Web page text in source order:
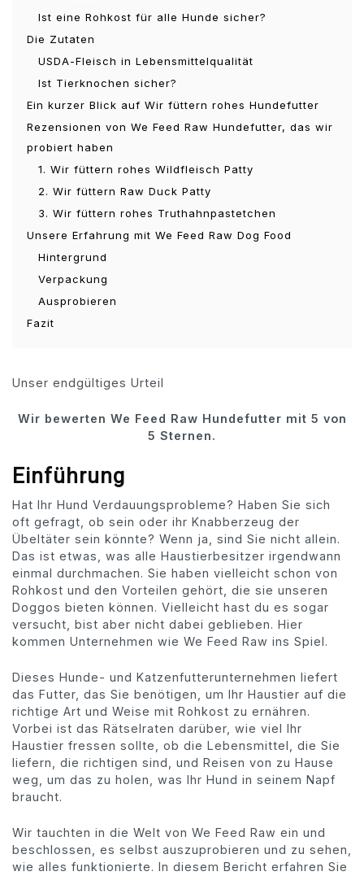
Ist eine Rohkost für alle Hunde sicher?
Die Zutaten
USDA-Fleisch in Lebensmittelqualität
Ist Tierknochen sicher?
Ein kurzer Blick auf Wir füttern rohes Hundefutter
Rezensionen von We Feed Raw Hundefutter, das wir
probiert haben
1. Wir füttern rohes Wildfleisch Patty
2. Wir füttern Raw Duck Patty
3. Wir füttern rohes Truthahnpastetchen
Unsere Erfahrung mit We Feed Raw Dog Food
Hintergrund
Verpackung
Ausprobieren
Fazit
Unser endgültiges Urteil
Wir bewerten We Feed Raw Hundefutter mit 5 von
5 Sternen.
Einführung
Hat Ihr Hund Verdauungsprobleme? Haben Sie sich
oft gefragt, ob sein oder ihr Knabberzeug der
Übeltäter sein könnte? Wenn ja, sind Sie nicht allein.
Das ist etwas, was alle Haustierbesitzer irgendwann
einmal durchmachen. Sie haben vielleicht schon von
Rohkost und den Vorteilen gehört, die sie unseren
Doggos bieten können. Vielleicht hast du es sogar
versucht, bist aber nicht dabei geblieben. Hier
kommen Unternehmen wie We Feed Raw ins Spiel.
Dieses Hunde- und Katzenfutterunternehmen liefert
das Futter, das Sie benötigen, um Ihr Haustier auf die
richtige Art und Weise mit Rohkost zu ernähren.
Vorbei ist das Rätselraten darüber, wie viel Ihr
Haustier fressen sollte, ob die Lebensmittel, die Sie
liefern, die richtigen sind, und Reisen von zu Hause
weg, um das zu holen, was Ihr Hund in seinem Napf
braucht.
Wir tauchten in die Welt von We Feed Raw ein und
beschlossen, es selbst auszuprobieren und zu sehen,
wie alles funktionierte. In diesem Bericht erfahren Sie